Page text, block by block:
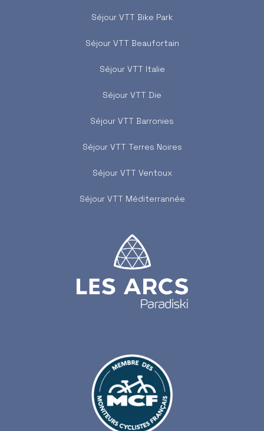
Séjour VTT Bike Park
Séjour VTT Beaufortain
Séjour VTT Italie
Séjour VTT Die
Séjour VTT Barronies
Séjour VTT Terres Noires
Séjour VTT Ventoux
Séjour VTT Méditerrannée